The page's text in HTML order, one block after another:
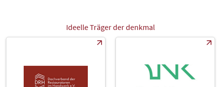
Katalog
Ideelle Träger der denkmal